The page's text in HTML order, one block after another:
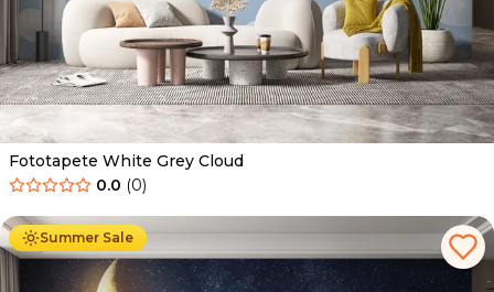
Fototapete White Grey Cloud
0.0 (0)
Summer Sale
Ab 34.90 € 19.90